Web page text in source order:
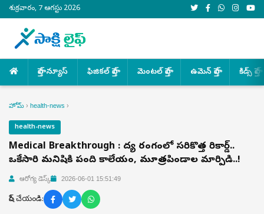
శుక్రవారం, 7 ఆగస్టు 2026
హెల్త్ న్యూస్ ఫిజికల్ హెల్త్ మెంటల్ హెల్త్ ఉమెన్ హెల్త్ కిడ్స్ హెల్త్
హోమ్ › health-news ›
health-news
Medical Breakthrough : వైద్య రంగంలో సరికొత్త రికార్డ్..
ఒకేసారి మనిషికి పంది కాలేయం, మూత్రపిండాల మార్పిడి..!
ఆరోగ్య డెస్క్ 2026-06-01 15:51:49
షేర్ చేయండి: